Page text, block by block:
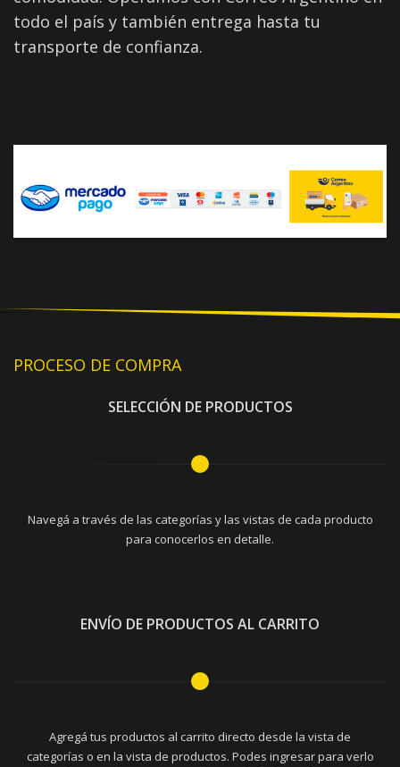
todo el país y también entrega hasta tu
transporte de confianza.
PROCESO DE COMPRA
SELECCIÓN DE PRODUCTOS
Navegá a través de las categorías y las vistas de cada producto
para conocerlos en detalle.
ENVÍO DE PRODUCTOS AL CARRITO
Agregá tus productos al carrito directo desde la vista de
categorías o en la vista de productos. Podes ingresar para verlo